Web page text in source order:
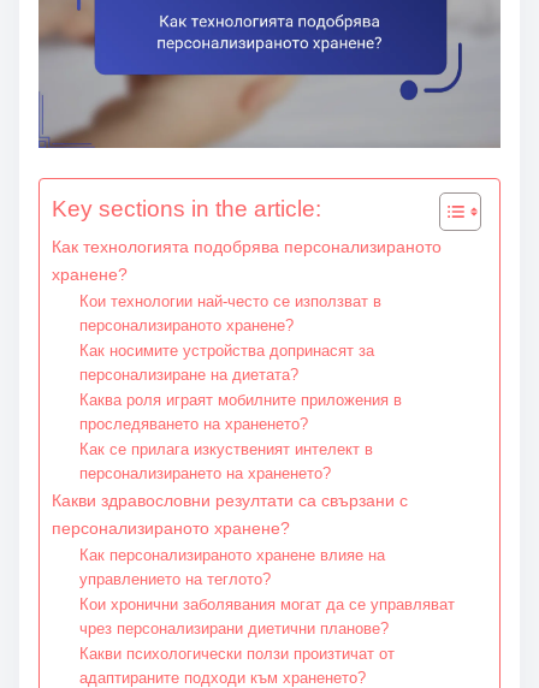
Key sections in the article:
Как технологията подобрява персонализираното
хранене?
Кои технологии най-често се използват в
персонализираното хранене?
Как носимите устройства допринасят за
персонализиране на диетата?
Каква роля играят мобилните приложения в
проследяването на храненето?
Как се прилага изкуственият интелект в
персонализирането на храненето?
Какви здравословни резултати са свързани с
персонализираното хранене?
Как персонализираното хранене влияе на
управлението на теглото?
Кои хронични заболявания могат да се управляват
чрез персонализирани диетични планове?
Какви психологически ползи произтичат от
адаптираните подходи към храненето?